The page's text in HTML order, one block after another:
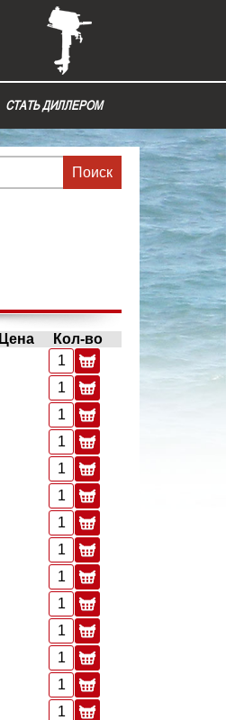
СТАТЬ ДИЛЛЕРОМ
Цена
Кол-во